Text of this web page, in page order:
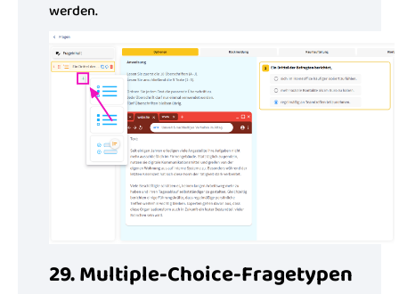
werden.
29. Multiple-Choice-Fragetypen